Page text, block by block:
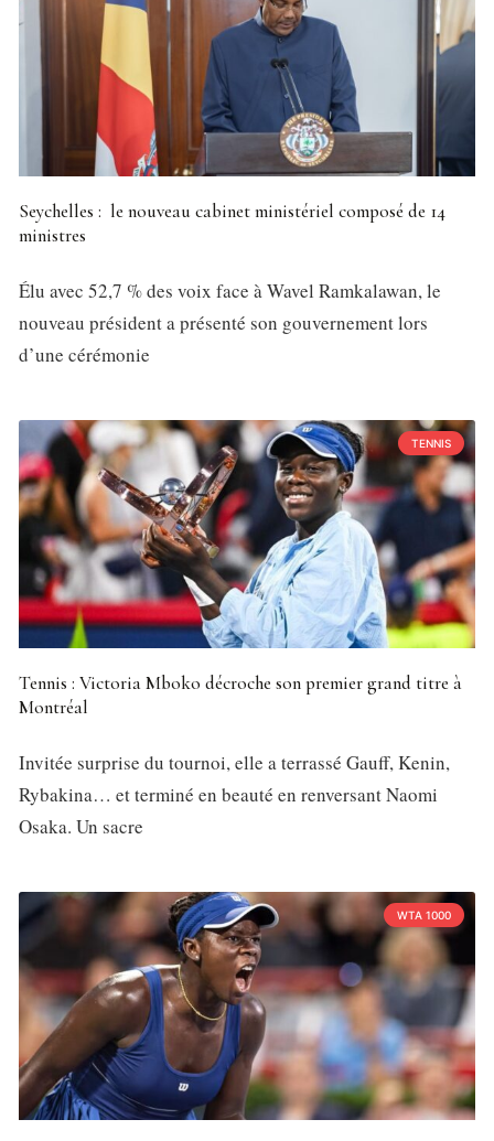
Seychelles : le nouveau cabinet ministériel composé de 14
ministres
Élu avec 52,7 % des voix face à Wavel Ramkalawan, le
nouveau président a présenté son gouvernement lors
d’une cérémonie
TENNIS
Tennis : Victoria Mboko décroche son premier grand titre à
Montréal
Invitée surprise du tournoi, elle a terrassé Gauff, Kenin,
Rybakina… et terminé en beauté en renversant Naomi
Osaka. Un sacre
WTA 1000